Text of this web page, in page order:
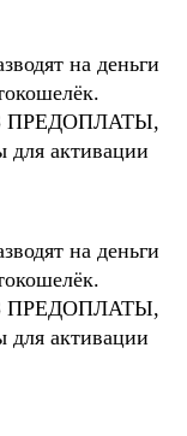
на деньги
ПРЕДОПЛАТЫ,
для активации
на деньги
ПРЕДОПЛАТЫ,
для активации